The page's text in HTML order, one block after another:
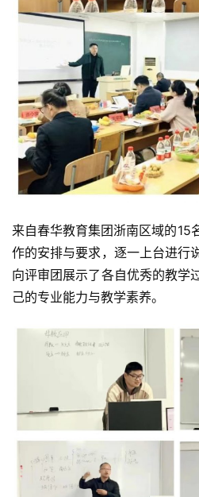
来自春华教育集团浙南区域的15
作的安排与要求，逐一上台进行
向评审团展示了各自优秀的教学
己的专业能力与教学素养。